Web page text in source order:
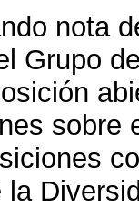
nota
Grupo
sobre
la